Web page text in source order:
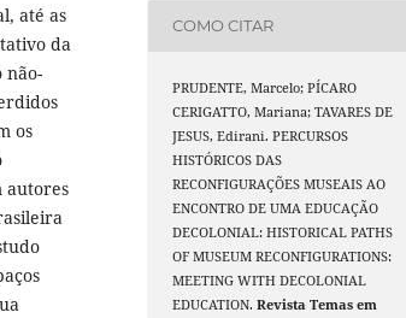
até as
da
não-
os
autores
COMO CITAR
PRUDENTE, Marcelo; PÍCARO
CERIGATTO, Mariana; TAVARES DE
JESUS, Edirani. PERCURSOS
HISTÓRICOS DAS
RECONFIGURAÇÕES MUSEAIS AO
ENCONTRO DE UMA EDUCAÇÃO
DECOLONIAL: HISTORICAL PATHS
OF MUSEUM RECONFIGURATIONS:
MEETING WITH DECOLONIAL
EDUCATION.Revista Temas em